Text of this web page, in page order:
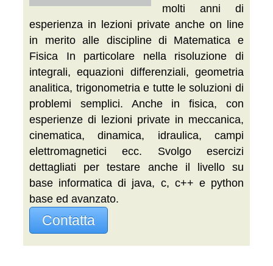
molti anni di
esperienza in lezioni private anche on line
in merito alle discipline di Matematica e
Fisica In particolare nella risoluzione di
integrali, equazioni differenziali, geometria
analitica, trigonometria e tutte le soluzioni di
problemi semplici. Anche in fisica, con
esperienze di lezioni private in meccanica,
cinematica, dinamica, idraulica, campi
elettromagnetici ecc. Svolgo esercizi
dettagliati per testare anche il livello su
base informatica di java, c, c++ e python
base ed avanzato.
Contatta